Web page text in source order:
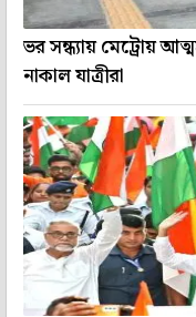
ভর সন্ধ্যায় মেট্রোয়
নাকাল যাত্রীরা